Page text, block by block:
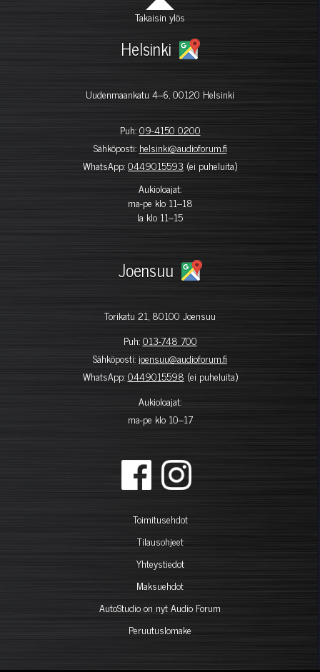
Takaisin ylös
Helsinki
Uudenmaankatu 4–6, 00120 Helsinki
Puh:09-4150 0200
Sähköposti: helsinki@audioforum.fi
WhatsApp:0449015593 (ei puheluita)
Aukioloajat:
ma-pe klo 11–18
la klo 11–15
Joensuu
Torikatu 21, 80100 Joensuu
Puh:013-748 700
Sähköposti: joensuu@audioforum.fi
WhatsApp:0449015598 (ei puheluita)
Aukioloajat:
ma-pe klo 10–17
Toimitusehdot
Tilausohjeet
Yhteystiedot
Maksuehdot
AutoStudio on nyt Audio Forum
Peruutuslomake